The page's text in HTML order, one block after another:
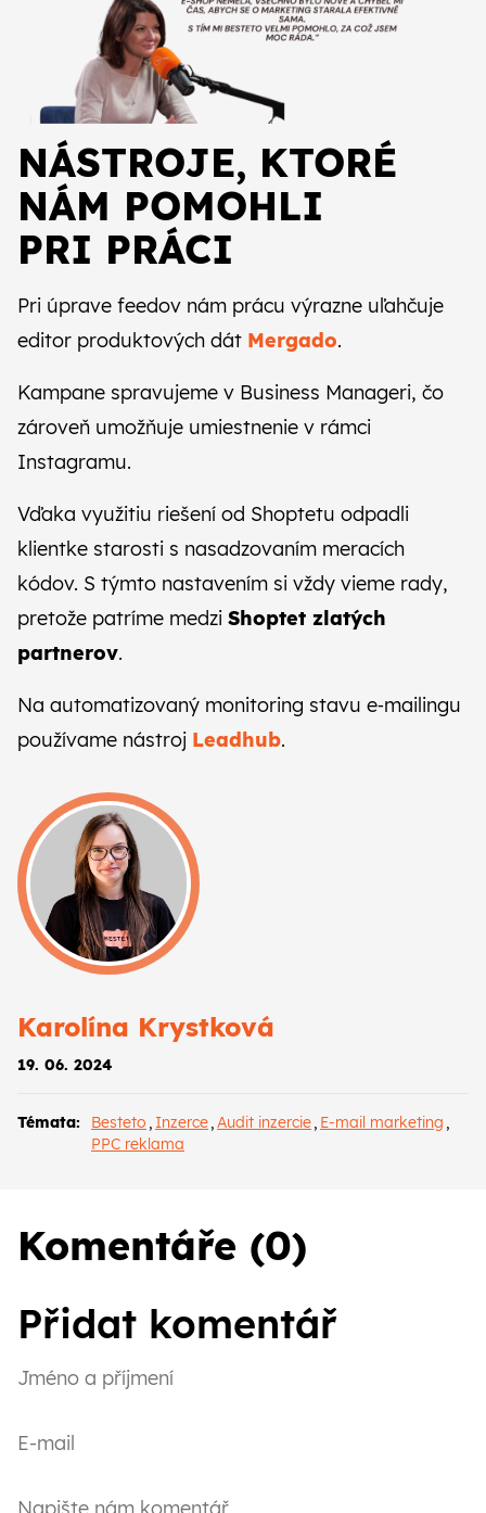
NÁSTROJE, KTORÉ
NÁM POMOHLI
PRI PRÁCI
Pri úprave feedov nám prácu výrazne uľahčuje
editor produktových dát Mergado.
Kampane spravujeme v Business Manageri, čo
zároveň umožňuje umiestnenie v rámci
Instagramu.
Vďaka využitiu riešení od Shoptetu odpadli
klientke starosti s nasadzovaním meracích
kódov. S týmto nastavením si vždy vieme rady,
pretože patríme medzi Shoptet zlatých
partnerov.
Na automatizovaný monitoring stavu e‑mailingu
používame nástroj Leadhub.
Karolína Krystková
19. 06. 2024
Témata: Besteto , Inzerce,Audit inzercie, E-mail marketing ,
PPC reklama
Komentáře (0)
Přidat komentář